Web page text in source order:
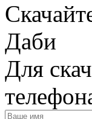
Даби
Для